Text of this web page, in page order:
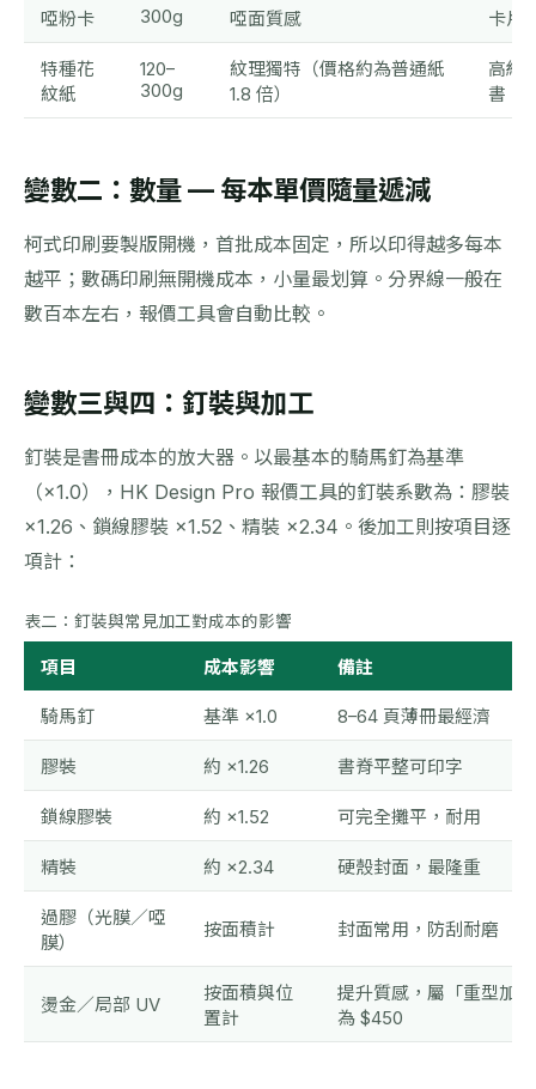
啞粉卡 300g 啞面質感 卡片
特種花
紋紙
120–
300g
紋理獨特（價格約為普通紙
1.8 倍）
高級
書、
變數二：數量 — 每本單價隨量遞減
柯式印刷要製版開機，首批成本固定，所以印得越多每本
越平；數碼印刷無開機成本，小量最划算。分界線一般在
數百本左右，報價工具會自動比較。
變數三與四：釘裝與加工
釘裝是書冊成本的放大器。以最基本的騎馬釘為基準
（×1.0），HK Design Pro 報價工具的釘裝系數為：膠裝
×1.26、鎖線膠裝 ×1.52、精裝 ×2.34。後加工則按項目逐
項計：
表二：釘裝與常見加工對成本的影響
項目 成本影響 備註
騎馬釘 基準 ×1.0 8–64 頁薄冊最經濟
膠裝 約 ×1.26 書脊平整可印字
鎖線膠裝 約 ×1.52 可完全攤平，耐用
精裝 約 ×2.34 硬殼封面，最隆重
過膠（光膜／啞
膜）
按面積計 封面常用，防刮耐磨
燙金／局部 UV
按面積與位
置計
提升質感，屬「重型加
為 $450